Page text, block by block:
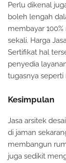
Perlu dikenal
boleh lengah
membayar
sekali. Harga
Sertifikat hal
penyedia
tugasnya
Kesimpulan
Jasa arsitek
di jaman
membangun
juga sedikit